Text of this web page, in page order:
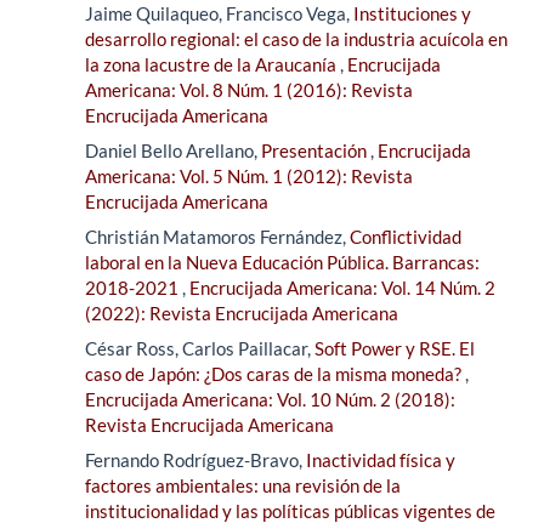
Jaime Quilaqueo, Francisco Vega, Instituciones y
desarrollo regional: el caso de la industria acuícola en
la zona lacustre de la Araucanía , Encrucijada
Americana: Vol. 8 Núm. 1 (2016): Revista
Encrucijada Americana
Daniel Bello Arellano, Presentación, Encrucijada
Americana: Vol. 5 Núm. 1 (2012): Revista
Encrucijada Americana
Christián Matamoros Fernández,Conflictividad
laboral en la Nueva Educación Pública. Barrancas:
2018-2021 , Encrucijada Americana: Vol. 14 Núm. 2
(2022): Revista Encrucijada Americana
César Ross, Carlos Paillacar,Soft Power y RSE. El
caso de Japón: ¿Dos caras de la misma moneda?,
Encrucijada Americana: Vol. 10 Núm. 2 (2018):
Revista Encrucijada Americana
Fernando Rodríguez-Bravo, Inactividad física y
factores ambientales: una revisión de la
institucionalidad y las políticas públicas vigentes de